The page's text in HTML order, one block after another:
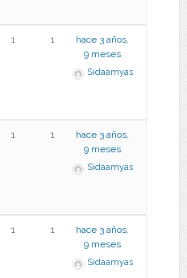
1 1
hace 3 años,
9 meses
Sidaamyas
1 1
hace 3 años,
9 meses
Sidaamyas
1 1
hace 3 años,
9 meses
Sidaamyas